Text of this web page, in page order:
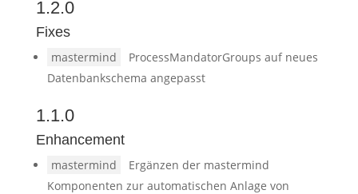
1.2.0
Fixes
mastermind
ProcessMandatorGroups auf neues
Datenbankschema angepasst
1.1.0
Enhancement
mastermind
Ergänzen der mastermind
Komponenten zur automatischen Anlage von